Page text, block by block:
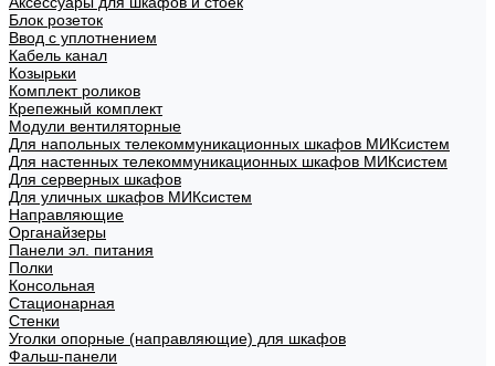
Блок розеток
Ввод с уплотнением
Кабель канал
Козырьки
Комплект роликов
Крепежный комплект
Модули вентиляторные
Для напольных телекоммуникационных шкафов МИКсистем
Для настенных телекоммуникационных шкафов МИКсистем
Для серверных шкафов
Для уличных шкафов МИКсистем
Направляющие
Органайзеры
Панели эл. питания
Полки
Консольная
Стационарная
Стенки
Уголки опорные (направляющие) для шкафов
Фальш-панели